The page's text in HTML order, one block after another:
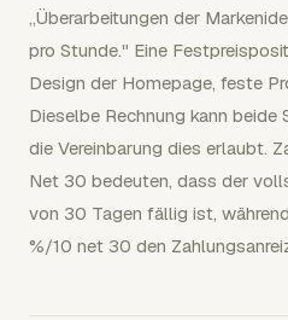
„Überarbeitungen der
pro Stunde." Eine
Design der Homepage, feste
Dieselbe Rechnung kann beide
die Vereinbarung dies erlaubt.
Net 30 bedeuten, dass der
von 30 Tagen fällig ist,
%/10 net 30 den